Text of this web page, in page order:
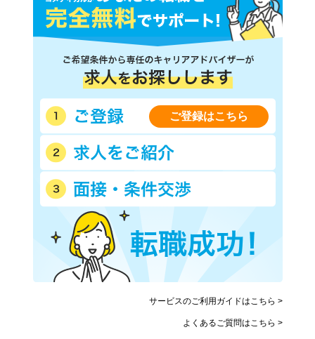
ご登録はこちら
サービスのご利用ガイドはこちら >
よくあるご質問はこちら >